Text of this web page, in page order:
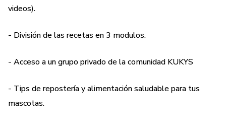
videos).
- División de las recetas en 3 modulos.
- Acceso a un grupo privado de la comunidad KUKYS
- Tips de repostería y alimentación saludable para tus
mascotas.